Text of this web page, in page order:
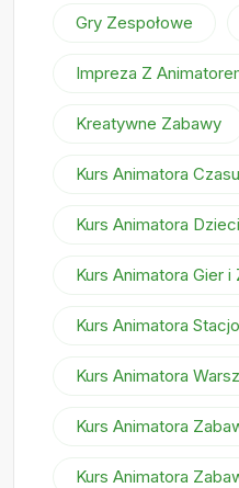
Gry Zespołowe
Impreza Z
Kreatywne Zabawy
Kurs Animatora
Kurs Animatora Dzieci
Kurs Animatora Gier i
Kurs Animatora
Kurs Animatora
Kurs Animatora
Kurs Animatora